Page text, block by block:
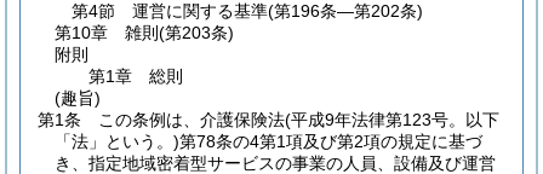
第4節
運営に関する基準(第196条―第202条)
第10章
雑則 (第203条)
附則
第1章
総則
(趣旨)
第1条
この条例は、介護保険法(平成9年法律第123号。以下
「法」という。)第78条の4第1項及び第2項の規定に基づ
き、指定地域密着型サービスの事業の人員、設備及び運営